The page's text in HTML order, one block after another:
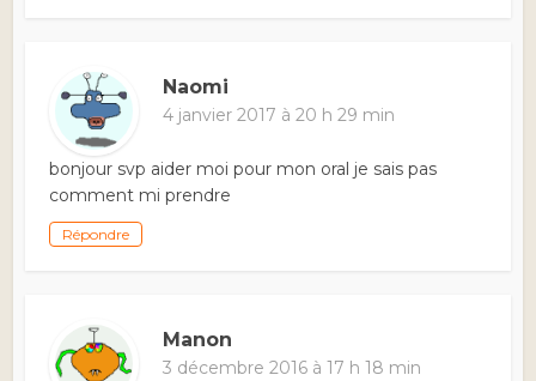
Naomi
4 janvier 2017 à 20 h 29 min
bonjour svp aider moi pour mon oral je sais pas
comment mi prendre
Répondre
Manon
3 décembre 2016 à 17 h 18 min